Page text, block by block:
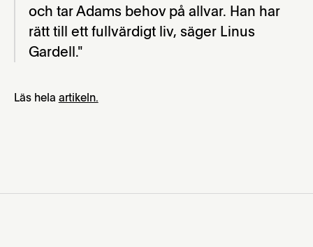
och tar Adams behov på allvar. Han har
rätt till ett fullvärdigt liv, säger Linus
Gardell."
Läs hela artikeln.